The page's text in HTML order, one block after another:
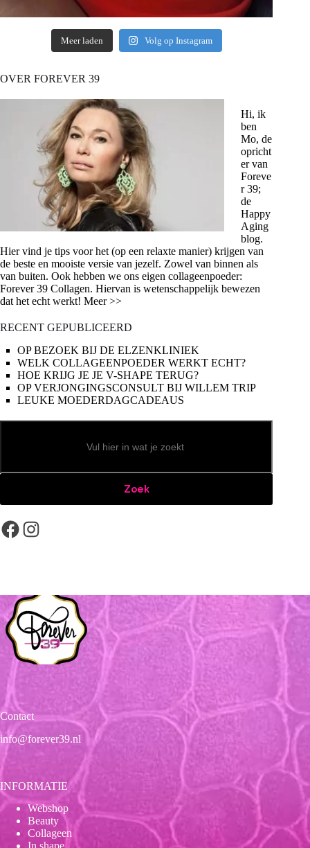
Meer laden Volg op Instagram
OVER FOREVER 39
Hi, ik
ben
Mo, de
opricht
er van
Foreve
r 39;
de
Happy
Aging
blog.
Hier vind je tips voor het (op een relaxte manier) krijgen van
de beste en mooiste versie van jezelf. Zowel van binnen als
van buiten. Ook hebben we ons eigen collageenpoeder:
Forever 39 Collagen. Hiervan is wetenschappelijk bewezen
dat het echt werkt! Meer >>
RECENT GEPUBLICEERD
OP BEZOEK BIJ DE ELZENKLINIEK
WELK COLLAGEENPOEDER WERKT ECHT?
HOE KRIJG JE JE V-SHAPE TERUG?
OP VERJONGINGSCONSULT BIJ WILLEM TRIP
LEUKE MOEDERDAGCADEAUS
Zoeken
Zoek
Facebook
Instagram
Contact
info@forever39.nl
INFORMATIE
Webshop
Beauty
Collageen